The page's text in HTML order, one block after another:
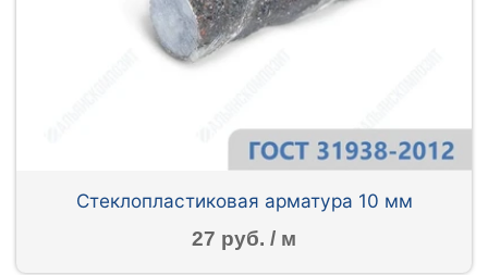
Стеклопластиковая арматура 10 мм
27 руб. / м